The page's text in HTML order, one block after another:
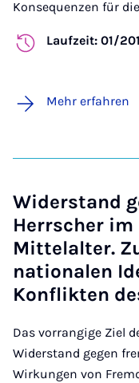
Konsequenzen für
Laufzeit: 01/
Mehr erfahren
Widerstand
Herrscher
Mittelalter.
nationalen
Konflikten
Das vorrangige Ziel
Widerstand gegen
Wirkungen von